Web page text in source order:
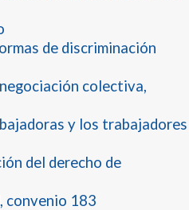
de discriminación
colectiva,
y los trabajadores
del derecho de
convenio 183